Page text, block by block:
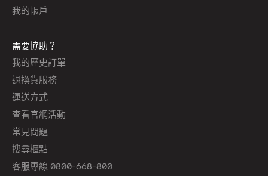
我的帳戶
需要協助？
我的歷史訂單
退換貨服務
運送方式
查看官網活動
常見問題
搜尋櫃點
客服專線 0800-668-800